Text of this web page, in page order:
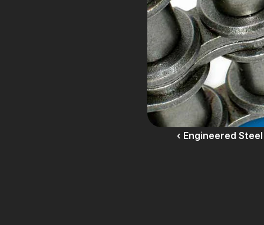
‹ Engineered